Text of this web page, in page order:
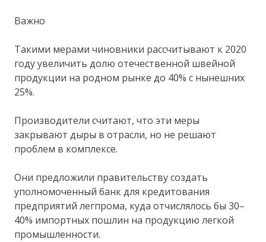
Важно
Такими мерами чиновники рассчитывают к 2020
году увеличить долю отечественной швейной
продукции на родном рынке до 40% с нынешних
25%.
Производители считают, что эти меры
закрывают дыры в отрасли, но не решают
проблем в комплексе.
Они предложили правительству создать
уполномоченный банк для кредитования
предприятий легпрома, куда отчислялось бы 30–
40% импортных пошлин на продукцию легкой
промышленности.